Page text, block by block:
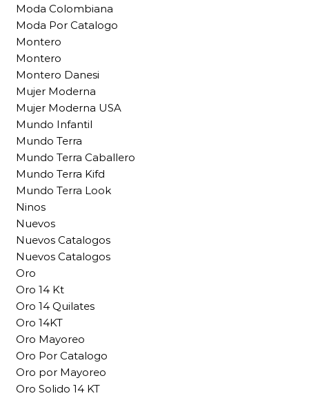
Moda Colombiana
Moda Por Catalogo
Montero
Montero
Montero Danesi
Mujer Moderna
Mujer Moderna USA
Mundo Infantil
Mundo Terra
Mundo Terra Caballero
Mundo Terra Kifd
Mundo Terra Look
Ninos
Nuevos
Nuevos Catalogos
Nuevos Catalogos
Oro
Oro 14 Kt
Oro 14 Quilates
Oro 14KT
Oro Mayoreo
Oro Por Catalogo
Oro por Mayoreo
Oro Solido 14 KT